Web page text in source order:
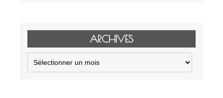
ARCHIVES
Archives